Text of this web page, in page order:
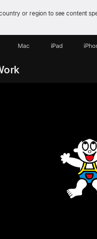
or region to see content
Mac iPad